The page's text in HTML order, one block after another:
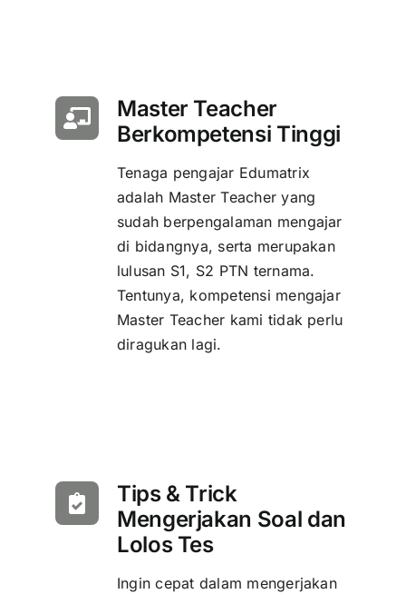
Master Teacher
Berkompetensi Tinggi
Tenaga pengajar Edumatrix
adalah Master Teacher yang
sudah berpengalaman mengajar
di bidangnya, serta merupakan
lulusan S1, S2 PTN ternama.
Tentunya, kompetensi mengajar
Master Teacher kami tidak perlu
diragukan lagi.
Tips & Trick
Mengerjakan Soal dan
Lolos Tes
Ingin cepat dalam mengerjakan